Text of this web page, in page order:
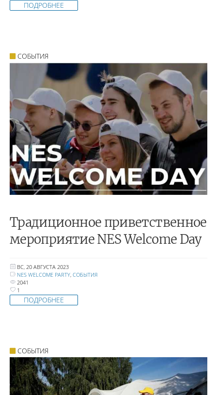
ПОДРОБНЕЕ
СОБЫТИЯ
Традиционное приветственное
мероприятие NES Welcome Day
ВС, 20 АВГУСТА 2023
NES WELCOME PARTY, СОБЫТИЯ
2041
1
ПОДРОБНЕЕ
СОБЫТИЯ